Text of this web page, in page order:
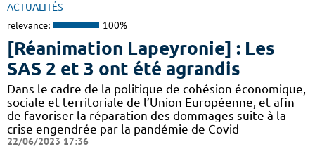
ACTUALITÉS
relevance: 100%
[Réanimation Lapeyronie] : Les
SAS 2 et 3 ont été agrandis
Dans le cadre de la politique de cohésion économique,
sociale et territoriale de l’Union Européenne, et afin
de favoriser la réparation des dommages suite à la
crise engendrée par la pandémie de Covid
22/06/2023 17:36